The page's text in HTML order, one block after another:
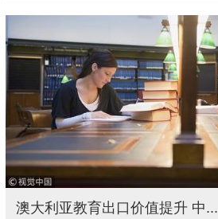
澳大利亚教育出口价值提升 中...